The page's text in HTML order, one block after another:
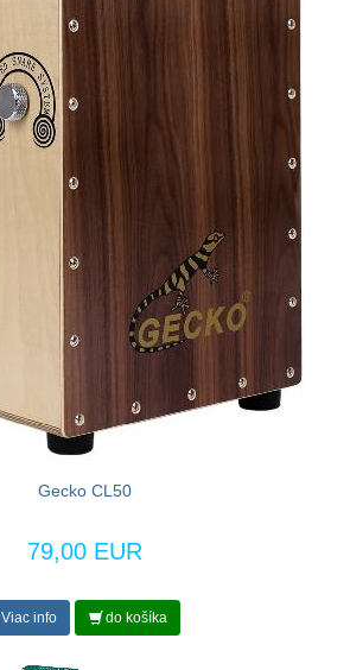
Gecko CL50
79,00 EUR
Viac info do košíka